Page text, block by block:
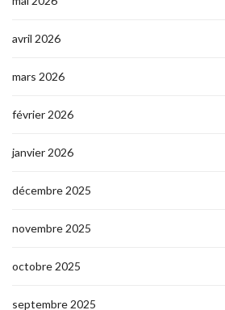
avril 2026
mars 2026
février 2026
janvier 2026
décembre 2025
novembre 2025
octobre 2025
septembre 2025